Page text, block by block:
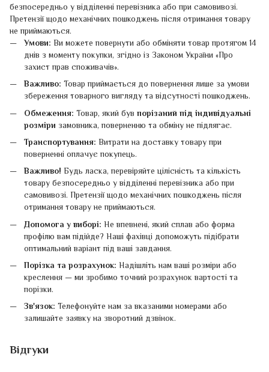
безпосередньо у відділенні перевізника або при самовивозі.
Претензії щодо механічних пошкоджень після отримання товару
не приймаються.
Умови: Ви можете повернути або обміняти товар протягом 14
днів з моменту покупки, згідно із Законом України «Про
захист прав споживачів».
Важливо: Товар приймається до повернення лише за умови
збереження товарного вигляду та відсутності пошкоджень.
Обмеження: Товар, який був порізаний під індивідуальні
розміри замовника, поверненню та обміну не підлягає.
Транспортування: Витрати на доставку товару при
поверненні оплачує покупець.
Важливо! Будь ласка, перевіряйте цілісність та кількість
товару безпосередньо у відділенні перевізника або при
самовивозі. Претензії щодо механічних пошкоджень після
отримання товару не приймаються.
Допомога у виборі: Не впевнені, який сплав або форма
профілю вам підійде? Наші фахівці допоможуть підібрати
оптимальний варіант під ваші завдання.
Порізка та розрахунок: Надішліть нам ваші розміри або
креслення — ми зробимо точний розрахунок вартості та
порізки.
Зв'язок: Телефонуйте нам за вказаними номерами або
залишайте заявку на зворотний дзвінок.
Відгуки